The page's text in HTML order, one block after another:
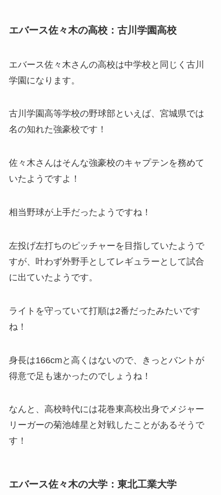
エバース佐々木の高校：古川学園高校
エバース佐々木さんの高校は中学校と同じく古川
学園になります。
古川学園高等学校の野球部といえば、宮城県では
名の知れた強豪校です！
佐々木さんはそんな強豪校のキャプテンを務めて
いたようですよ！
相当野球が上手だったようですね！
左投げ左打ちのピッチャーを目指していたようで
すが、叶わず外野手としてレギュラーとして試合
に出ていたようです。
ライトを守っていて打順は2番だったみたいです
ね！
身長は166cmと高くはないので、きっとバントが
得意で足も速かったのでしょうね！
なんと、高校時代には花巻東高校出身でメジャー
リーガーの菊池雄星と対戦したことがあるそうで
す！
エバース佐々木の大学：東北工業大学